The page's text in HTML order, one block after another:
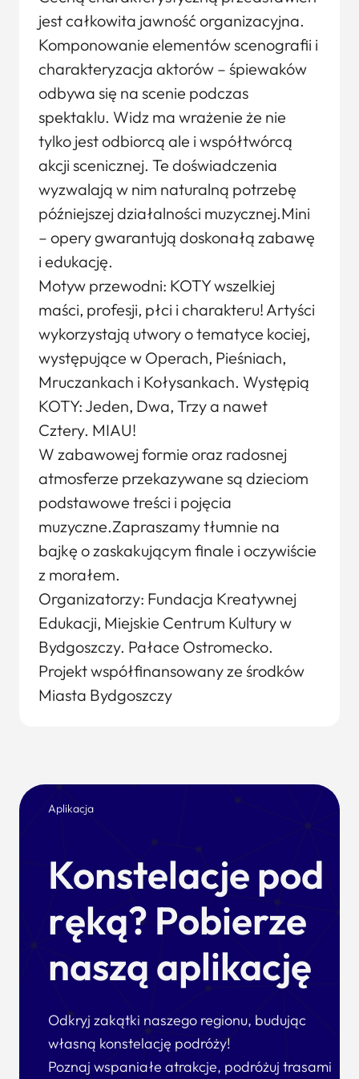
jest całkowita jawność organizacyjna.
Komponowanie elementów scenografii i
charakteryzacja aktorów – śpiewaków
odbywa się na scenie podczas
spektaklu. Widz ma wrażenie że nie
tylko jest odbiorcą ale i współtwórcą
akcji scenicznej. Te doświadczenia
wyzwalają w nim naturalną potrzebę
późniejszej działalności muzycznej.Mini
– opery gwarantują doskonałą zabawę
i edukację.
Motyw przewodni: KOTY wszelkiej
maści, profesji, płci i charakteru! Artyści
wykorzystają utwory o tematyce kociej,
występujące w Operach, Pieśniach,
Mruczankach i Kołysankach. Występią
KOTY: Jeden, Dwa, Trzy a nawet
Cztery. MIAU!
W zabawowej formie oraz radosnej
atmosferze przekazywane są dzieciom
podstawowe treści i pojęcia
muzyczne.Zapraszamy tłumnie na
bajkę o zaskakującym finale i oczywiście
z morałem.
Organizatorzy: Fundacja Kreatywnej
Edukacji, Miejskie Centrum Kultury w
Bydgoszczy. Pałace Ostromecko.
Projekt współfinansowany ze środków
Miasta Bydgoszczy
Aplikacja
Konstelacje pod
ręką? Pobierze
naszą aplikację
Odkryj zakątki naszego regionu, budując
własną konstelację podróży!
Poznaj wspaniałe atrakcje, podróżuj trasami